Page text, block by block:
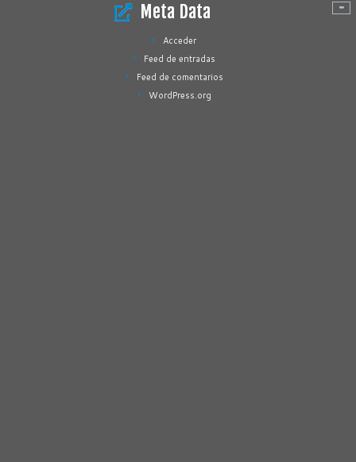
Meta Data
Acceder
Feed de entradas
Feed de comentarios
WordPress.org